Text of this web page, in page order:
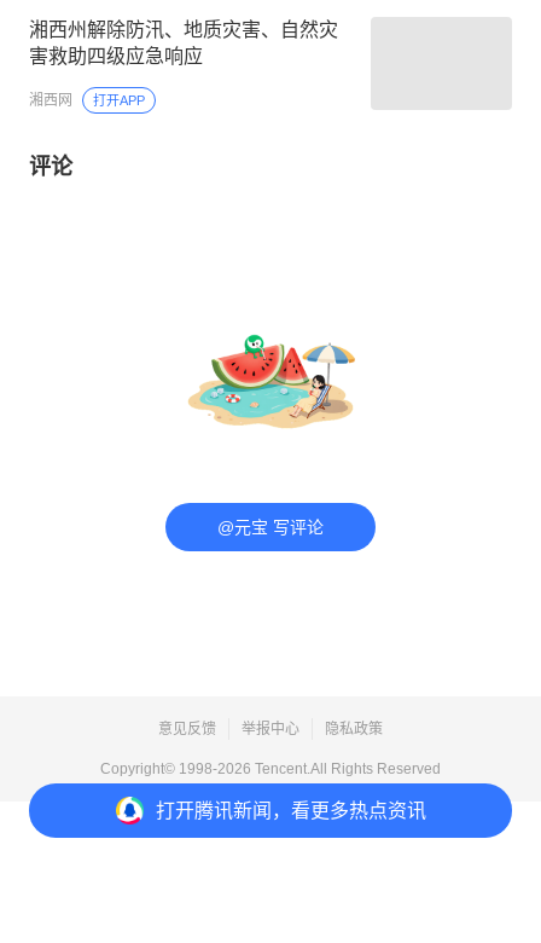
打开腾讯新闻，看更多热点资讯
湘西州解除防汛、地质灾害、自然灾
害救助四级应急响应
湘西网 打开APP
评论
@元宝 写评论
意见反馈 举报中心 隐私政策
Copyright© 1998-2026 Tencent.All Rights Reserved